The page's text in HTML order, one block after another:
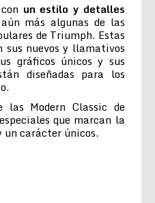
un estilo y detalles
más algunas de las
de Triumph. Estas
sus nuevos y llamativos
gráficos únicos y sus
diseñadas para los
las Modern Classic de
que marcan la
carácter únicos.